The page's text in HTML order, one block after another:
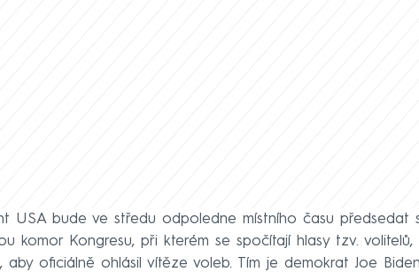
USA bude ve středu odpoledne místního času předsedat
komor Kongresu, při kterém se spočítají hlasy tzv.
aby oficiálně ohlásil vítěze voleb. Tím je demokrat Joe